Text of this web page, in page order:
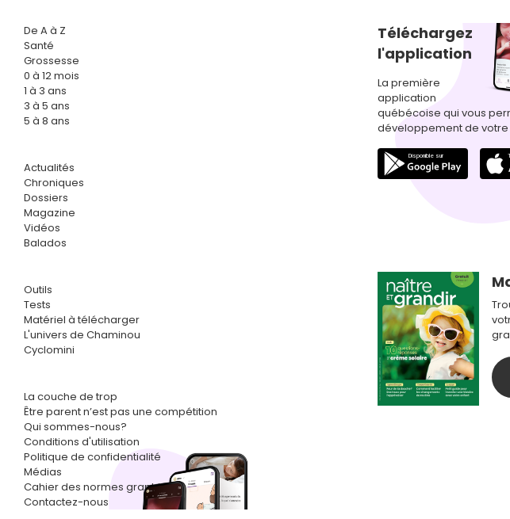
De A à Z
Santé
Grossesse
0 à 12 mois
1 à 3 ans
3 à 5 ans
5 à 8 ans
Actualités
Chroniques
Dossiers
Magazine
Vidéos
Balados
Outils
Tests
Matériel à télécharger
L'univers de Chaminou
Cyclomini
La couche de trop
Être parent n’est pas une compétition
Qui sommes-nous?
Conditions d'utilisation
Politique de confidentialité
Médias
Cahier des normes graphiques
Contactez-nous
Téléchargez
l'application
La première
application
québécoise qui vous
développement de votre